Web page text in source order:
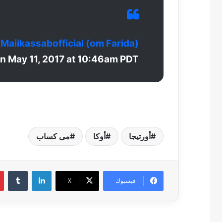
(om Farida)
May 11, 2017 at 10:46am PDT
أورتيجا أوكا مى كساب
فيسبوك ‫X
لينكدإن